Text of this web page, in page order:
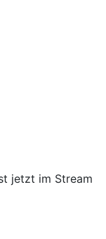
jetzt im Stream